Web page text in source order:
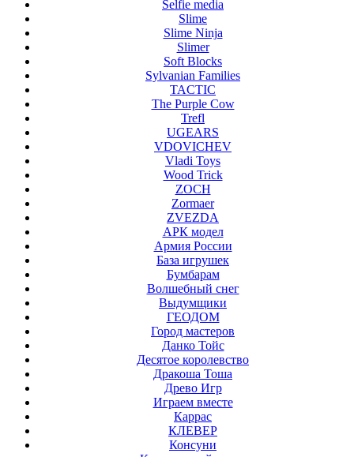
Selfie media
Slime
Slime Ninja
Slimer
Soft Blocks
Sylvanian Families
TACTIC
The Purple Cow
Trefl
UGEARS
VDOVICHEV
Vladi Toys
Wood Trick
ZOCH
Zormaer
ZVEZDA
АРК модел
Армия России
База игрушек
Бумбарам
Волшебный снег
Выдумщики
ГЕОДОМ
Город мастеров
Данко Тойс
Десятое королевство
Дракоша Тоша
Древо Игр
Играем вместе
Каррас
КЛЕВЕР
Консуни